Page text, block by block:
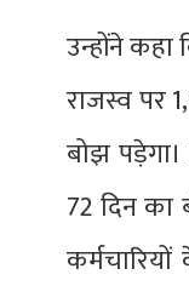
उन्होंने कहा
राजस्व पर
बोझ
72 दिन